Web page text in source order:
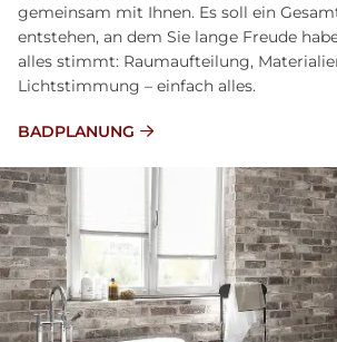
gemeinsam mit Ihnen. Es soll ein
entstehen, an dem Sie lange Freude
alles stimmt: Raumaufteilung,
Lichtstimmung – einfach alles.
BAD­PLA­NUNG